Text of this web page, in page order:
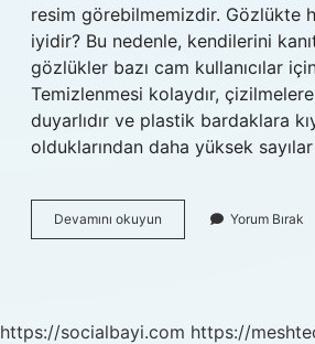
resim görebilmemizdir. Gözlükte
iyidir? Bu nedenle, kendilerini
gözlükler bazı cam kullanıcılar
Temizlenmesi kolaydır,
duyarlıdır ve plastik bardaklara
olduklarından daha yüksek
Devamını okuyun
Kategori
Yorum Bırak
https://socialbayi.com https://